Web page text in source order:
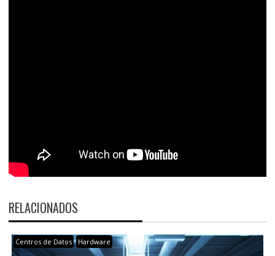
RELACIONADOS
Centros de Datos Hardware